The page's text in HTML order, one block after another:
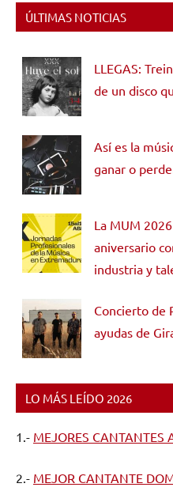
ÚLTIMAS NOTICIAS
LLEGAS:
de un disco
Así es la
ganar o
La MUM
aniversario
industria y
Concierto de
ayudas de
LO MÁS LEÍDO 2026
1.- MEJORES CANTANTES
2.- MEJOR CANTANTE